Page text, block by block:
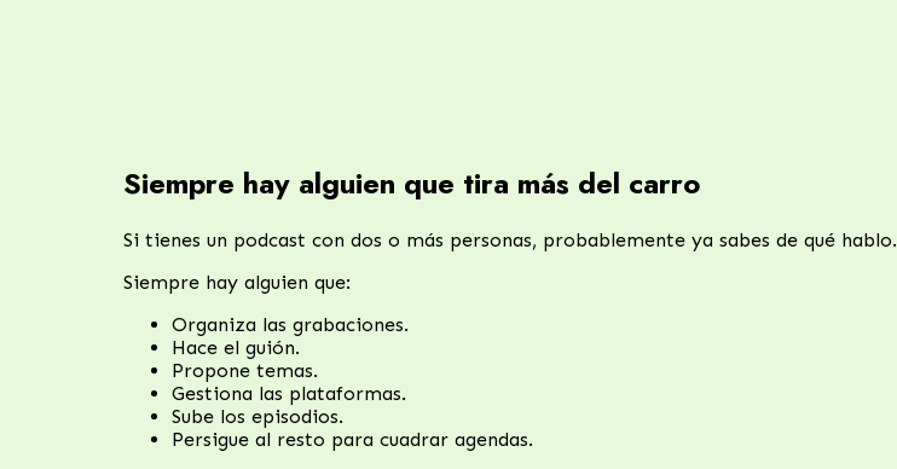
Siempre hay alguien que tira más del carro
Si tienes un podcast con dos o más personas, probablemente ya sabes de qué hablo.
Siempre hay alguien que:
Organiza las grabaciones.
Hace el guión.
Propone temas.
Gestiona las plataformas.
Sube los episodios.
Persigue al resto para cuadrar agendas.